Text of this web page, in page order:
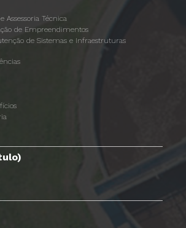
Assessoria Técnica
de Empreendimentos
de Sistemas e Infraestruturas